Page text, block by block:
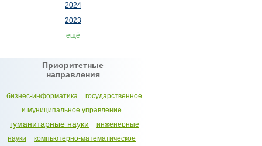
2024
2023
ещё
Приоритетные
направления
бизнес-информатика
государственное
и муниципальное управление
гуманитарные науки
инженерные
науки
компьютерно-математическое